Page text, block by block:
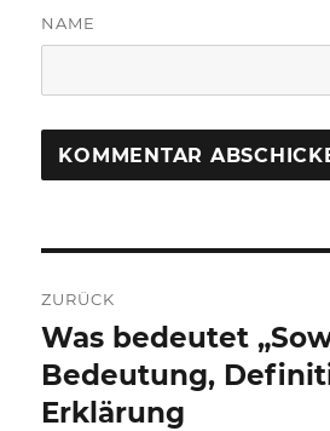
NAME
ZURÜCK
Vorheriger
Beitrag:
Was bedeutet
Bedeutung,
Erklärung